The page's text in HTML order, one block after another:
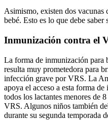
Asimismo, existen dos
bebé. Esto es lo que debe saber
Inmunización contra el
La forma de inmunización para
resulta muy prometedora para
infección grave por VRS. La
apoya el acceso a esta forma
todos los lactantes menores de
VRS. Algunos niños también
durante su segunda temporada